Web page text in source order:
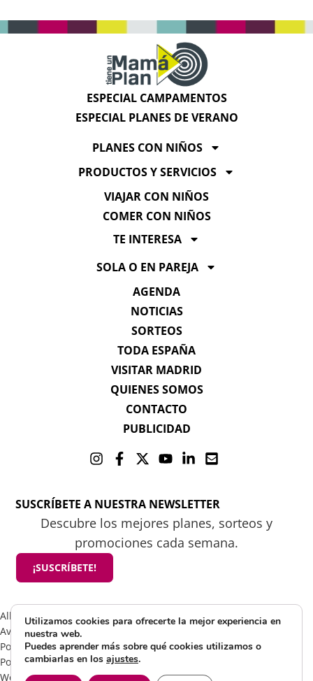
ESPECIAL CAMPAMENTOS
ESPECIAL PLANES DE VERANO
PLANES CON NIÑOS
PRODUCTOS Y SERVICIOS
VIAJAR CON NIÑOS
COMER CON NIÑOS
TE INTERESA
SOLA O EN PAREJA
AGENDA
NOTICIAS
SORTEOS
TODA ESPAÑA
VISITAR MADRID
QUIENES SOMOS
CONTACTO
PUBLICIDAD
SUSCRÍBETE A NUESTRA NEWSLETTER
Descubre los mejores planes, sorteos y
promociones cada semana.
¡SUSCRÍBETE!
All rights reserved 2025 ©Mamá tiene un plan
Aviso Legal
Política de Cookies
Política de Privacidad
Web by Visible Marketing
Utilizamos cookies para ofrecerte la mejor experiencia en
nuestra web.
Puedes aprender más sobre qué cookies utilizamos o
cambiarlas en los ajustes.